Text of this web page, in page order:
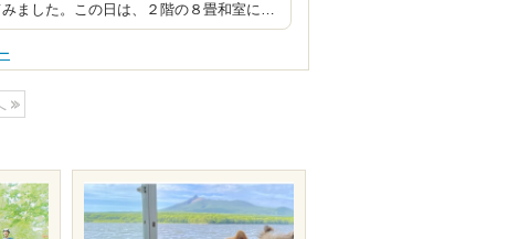
ました。この日は、２階の８畳和室に…